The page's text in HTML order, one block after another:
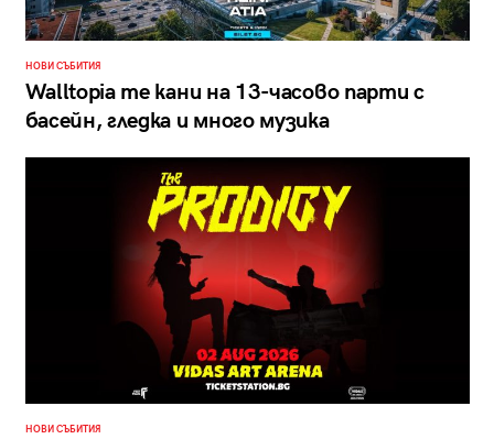
НОВИ СЪБИТИЯ
Walltopia те кани на 13-часово парти с
басейн, гледка и много музика
НОВИ СЪБИТИЯ